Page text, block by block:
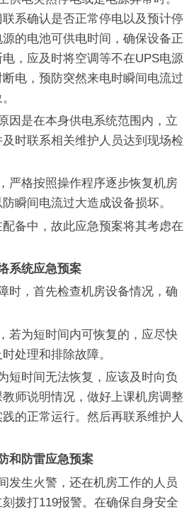
系确认是否正常停电以及预计停
的电池可供电时间，确保设备正
，应及时将空调等不在UPS电源
电，预防突然来电时瞬间电流过
是在本身供电系统范围内，立
时联系相关维护人员达到现场检
格按照操作程序逐步恢复机房
瞬间电流过大造成设备损坏。
中，故此应急预案将其考虑在
统应急预案
，首先检查机房设备情况，确
为短时间内可恢复的，应尽快
处理和排除故障。
时间无法恢复，应该及时向负
师说明情况，做好上课机房调整
的正常运行。然后再联系维护人
防雷应急预案
生火警，还在机房工作的人员
拨打119报警。在确保自身安全